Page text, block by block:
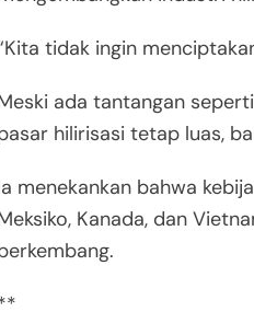
tidak ingin
ada tantangan
hilirisasi tetap luas,
menekankan bahwa
Kanada, dan